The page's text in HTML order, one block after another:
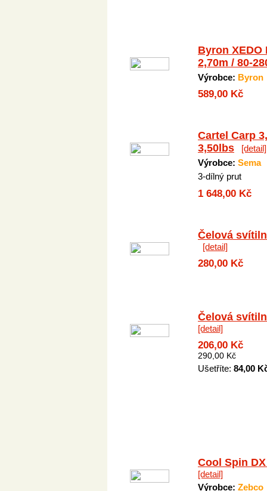
Byron XEDO
2,70m / 80-
Výrobce: Byron
589,00 Kč
Cartel Carp
3,50lbs
[detail]
Výrobce: Sema
3-dílný prut
1 648,00 Kč
Čelová
[detail]
280,00 Kč
Čelová
[detail]
206,00 Kč
290,00 Kč
Ušetříte: 84,00
Cool Spin
[detail]
Výrobce: Zebco